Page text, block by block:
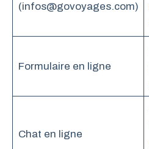
(infos@govoyages.com)
Formulaire en ligne
Chat en ligne